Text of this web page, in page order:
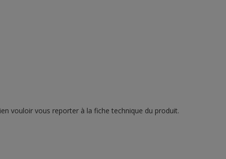
vouloir vous reporter à la fiche technique du produit.